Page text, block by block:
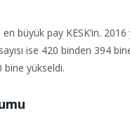
büyük pay KESK’in. 2016
ise 420 binden 394
yükseldi.